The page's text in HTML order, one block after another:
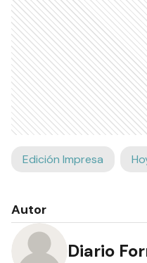
Edición Impresa
Autor
Diario